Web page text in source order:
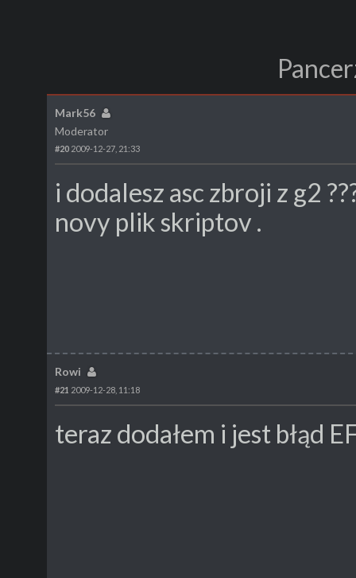
Mark56
Moderator
#20 2009-12-27, 21:33
i dodalesz asc zbroji z g2
novy plik skriptov .
Rowi
#21 2009-12-28, 11:18
teraz dodałem i jest błąd